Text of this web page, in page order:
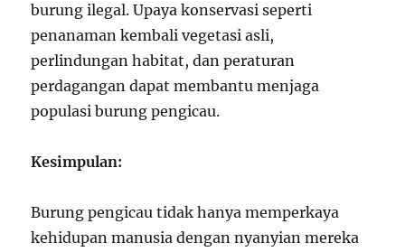
burung ilegal. Upaya konservasi seperti
penanaman kembali vegetasi asli,
perlindungan habitat, dan peraturan
perdagangan dapat membantu menjaga
populasi burung pengicau.
Kesimpulan:
Burung pengicau tidak hanya memperkaya
kehidupan manusia dengan nyanyian mereka